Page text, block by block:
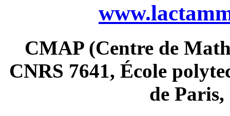
CMAP (Centre de
CNRS 7641, École
de